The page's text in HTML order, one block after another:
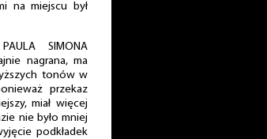
na miejscu był
SIMONA
nagrana, ma
tonów w
przekaz
miał więcej
nie było mniej
podkładek